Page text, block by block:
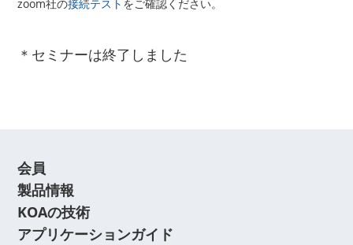
zoom社の接続テスト をご確認ください。
＊セミナーは終了しました
会員
製品情報
KOAの技術
アプリケーションガイド